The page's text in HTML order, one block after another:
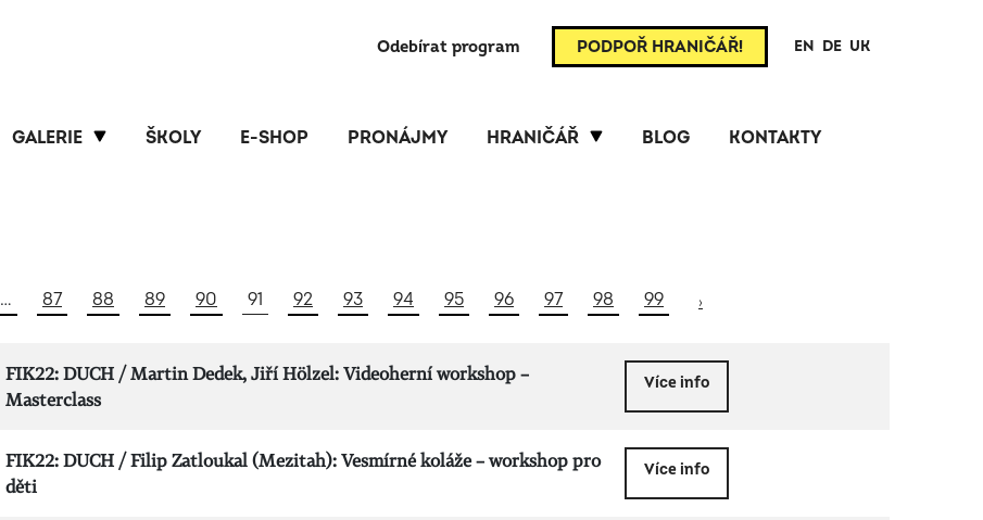
Odebírat program PODPOŘ HRANIČÁŘ! EN DE UK
GALERIE ŠKOLY E-SHOP PRONÁJMY HRANIČÁŘ BLOG KONTAKTY
… 87 88 89 90 91 92 93 94 95 96 97 98 99 ›
FIK22: DUCH / Martin Dedek, Jiří Hölzel: Videoherní workshop –
Masterclass
Více info
FIK22: DUCH / Filip Zatloukal (Mezitah): Vesmírné koláže – workshop pro
děti
Více info